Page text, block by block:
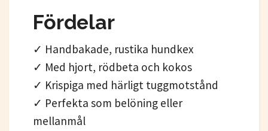
Fördelar
✓ Handbakade, rustika hundkex
✓ Med hjort, rödbeta och kokos
✓ Krispiga med härligt tuggmotstånd
✓ Perfekta som belöning eller
mellanmål